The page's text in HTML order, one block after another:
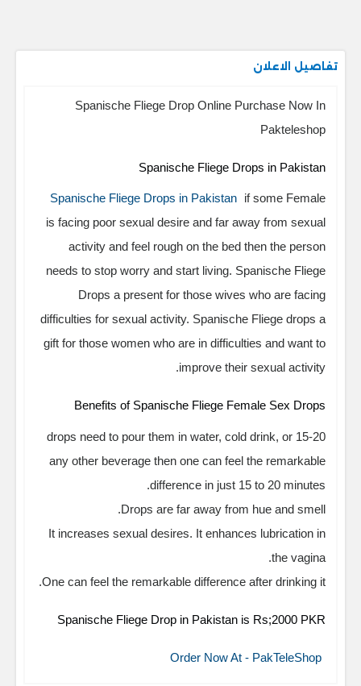
تفاصيل الاعلان
Spanische Fliege Drop Online Purchase Now In
Pakteleshop
Spanische Fliege Drops in Pakistan
Spanische Fliege Drops in Pakistan if some Female
is facing poor sexual desire and far away from sexual
activity and feel rough on the bed then the person
needs to stop worry and start living. Spanische Fliege
Drops a present for those wives who are facing
difficulties for sexual activity. Spanische Fliege drops a
gift for those women who are in difficulties and want to
improve their sexual activity.
Benefits of Spanische Fliege Female Sex Drops
15-20 drops need to pour them in water, cold drink, or
any other beverage then one can feel the remarkable
difference in just 15 to 20 minutes.
Drops are far away from hue and smell.
It increases sexual desires. It enhances lubrication in
the vagina.
One can feel the remarkable difference after drinking it.
Spanische Fliege Drop in Pakistan is Rs;2000 PKR
Order Now At - PakTeleShop